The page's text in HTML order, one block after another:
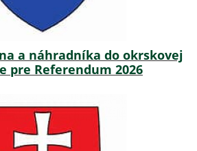
a náhradníka do okrskovej
pre Referendum 2026